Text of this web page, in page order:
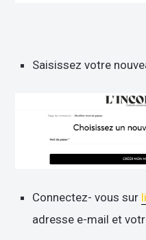
Saisissez votre
Connectez- vous sur
adresse e-mail et